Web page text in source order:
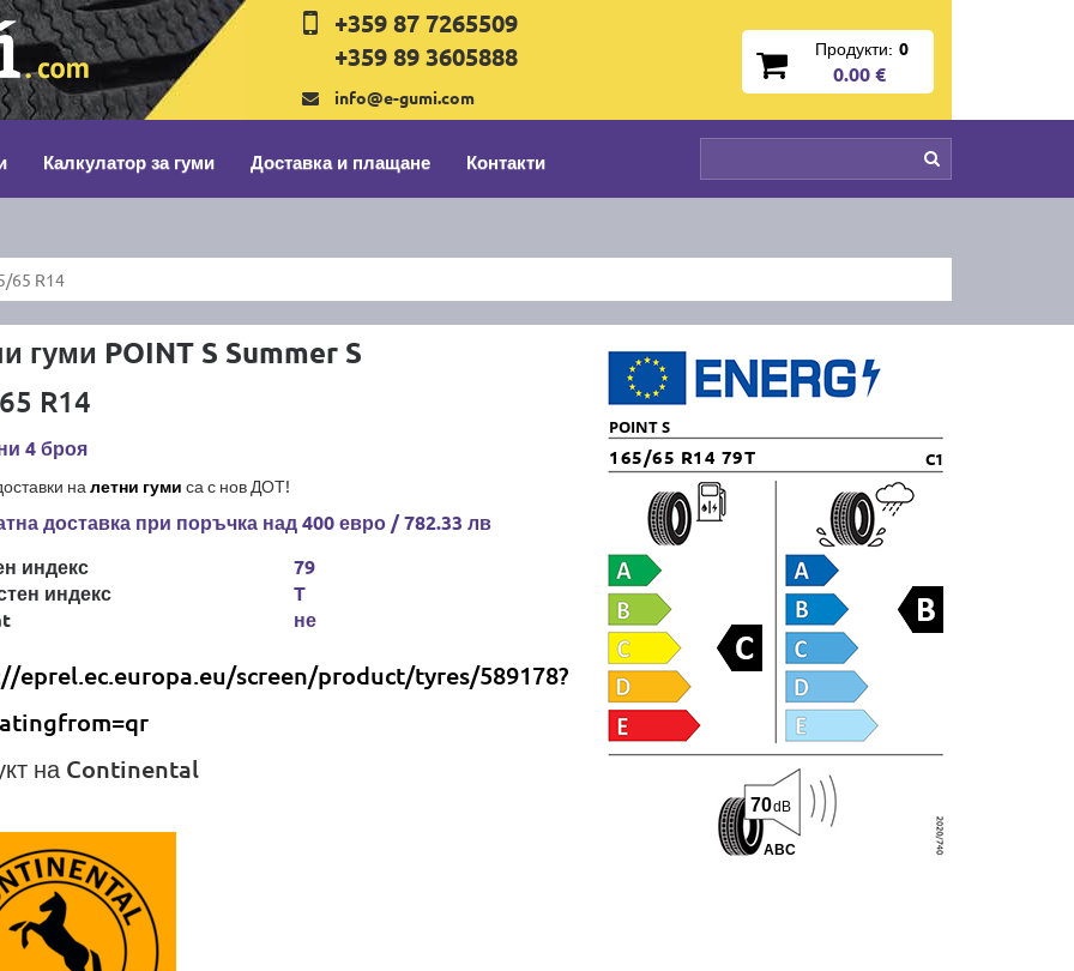
+359 87 7265509
+359 89 3605888
info@e-gumi.com
Продукти: 0
0.00 €
Калкулатор за гуми Доставка и плащане Контакти
65 R14
гуми POINT S Summer S
R14
4 броя
на летни гуми са с нов ДОТ!
доставка при поръчка над 400 евро / 782.33 лв
индекс
индекс
79
T
не
eprel.ec.europa.eu/screen/product/tyres/589178?
на Continental
POINT S
165/65 R14 79T C1
ABC
70dB